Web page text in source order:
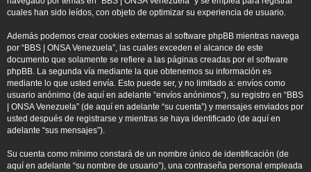
cuales han sido leídos, con objeto de optimizar su experiencia de usuario.
Además podemos crear cookies externas al software phpBB mientras navega
por “BBS | ONSA Venezuela”, las cuales exceden el alcance de este
documento que solamente se refiere a las páginas creadas por el software
phpBB. La segunda vía mediante la que obtenemos su información es
mediante lo que usted envía. Esto puede ser, y no limitado a: envíos como
usuario anónimo (de aquí en adelante “envíos anónimos”), su registro en “BBS
| ONSA Venezuela” (de aquí en adelante “su cuenta”) y mensajes enviados por
usted después de registrarse y mientras se haya identificado (de aquí en
adelante “sus mensajes”).
Su cuenta como mínimo constará de un nombre único de identificación (de
aquí en adelante “su nombre de usuario”), una contraseña personal empleada